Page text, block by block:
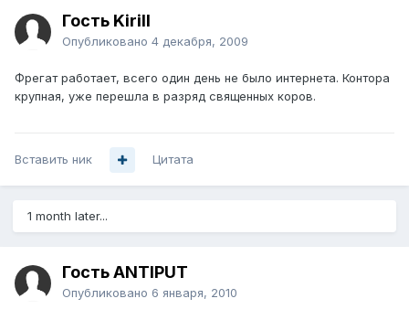
Гость Kirill
Опубликовано 4 декабря, 2009
Фрегат работает, всего один день не было интернета. Контора
крупная, уже перешла в разряд священных коров.
Вставить ник Цитата
1 month later...
Гость ANTIPUT
Опубликовано 6 января, 2010